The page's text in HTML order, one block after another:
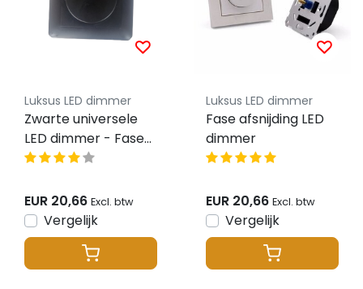
Luksus LED dimmer
Zwarte universele
LED dimmer - Fase
afsnijding - tot 200
EUR 20,66 Excl. btw
Vergelijk
Luksus LED dimmer
Fase afsnijding LED
dimmer
EUR 20,66 Excl. btw
Vergelijk